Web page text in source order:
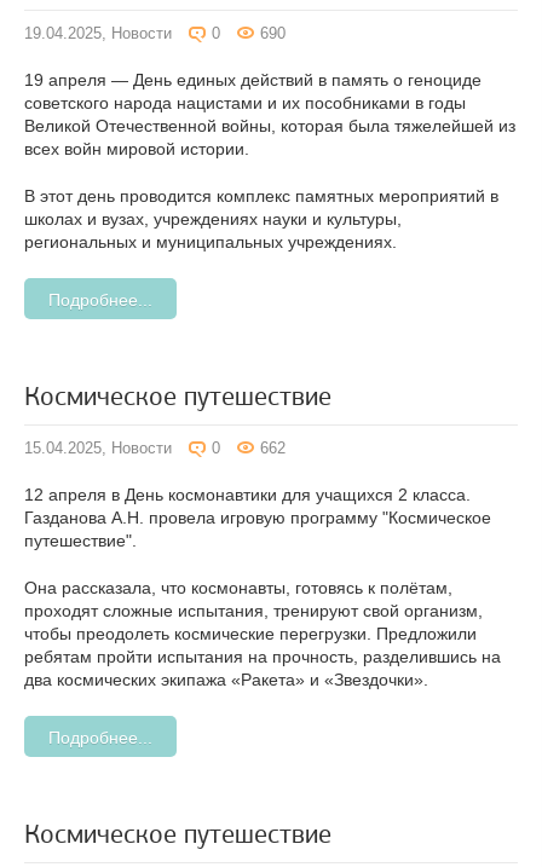
19.04.2025, Новости 0 690
19 апреля — День единых действий в память о геноциде
советского народа нацистами и их пособниками в годы
Великой Отечественной войны, которая была тяжелейшей из
всех войн мировой истории.
В этот день проводится комплекс памятных мероприятий в
школах и вузах, учреждениях науки и культуры,
региональных и муниципальных учреждениях.
Подробнее...
Космическое путешествие
15.04.2025, Новости 0 662
12 апреля в День космонавтики для учащихся 2 класса.
Газданова А.Н. провела игровую программу "Космическое
путешествие".
Она рассказала, что космонавты, готовясь к полётам,
проходят сложные испытания, тренируют свой организм,
чтобы преодолеть космические перегрузки. Предложили
ребятам пройти испытания на прочность, разделившись на
два космических экипажа «Ракета» и «Звездочки».
Подробнее...
Космическое путешествие